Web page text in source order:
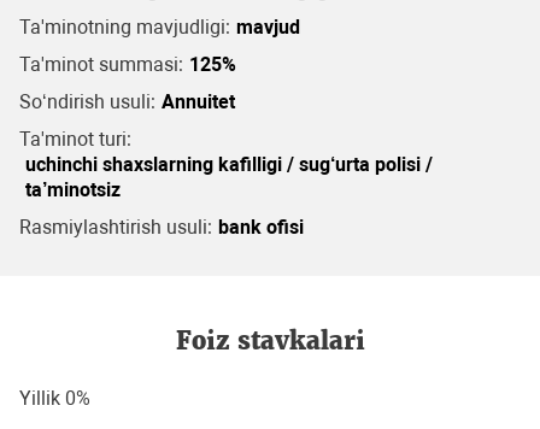
Ta'minotning mavjudligi: mavjud
Ta'minot summasi: 125%
So‘ndirish usuli: Annuitet
Ta'minot turi:
uchinchi shaxslarning kafilligi / sug‘urta polisi /
ta’minotsiz
Rasmiylashtirish usuli: bank ofisi
Foiz stavkalari
Yillik 0%